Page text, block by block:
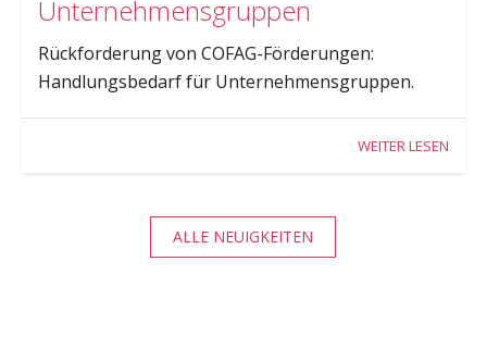
Unternehmensgruppen
Rückforderung von COFAG-Förderungen:
Handlungsbedarf für Unternehmensgruppen.
WEITER LESEN
ALLE NEUIGKEITEN